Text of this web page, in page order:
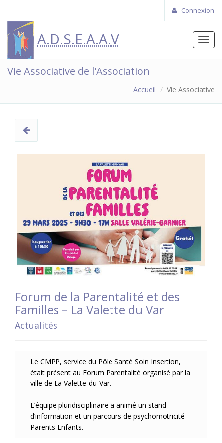
Connexion
A.D.S.E.A.A.V
Vie Associative de l'Association
Accueil Vie Associative
Forum de la Parentalité et des
Familles – La Valette du Var
Actualités
Le CMPP, service du Pôle Santé Soin Insertion,
était présent au Forum Parentalité organisé par la
ville de La Valette-du-Var.
L’équipe pluridisciplinaire a animé un stand
d’information et un parcours de psychomotricité
Parents-Enfants.